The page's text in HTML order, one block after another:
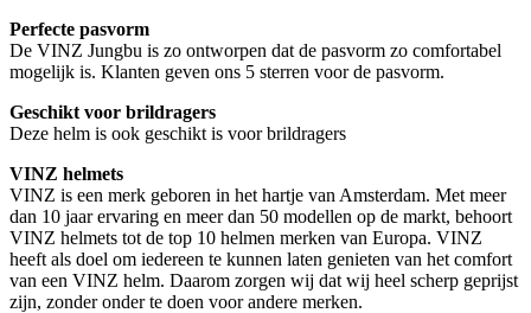
Perfecte pasvorm
De VINZ Jungbu is zo ontworpen dat de pasvorm zo comfortabel
mogelijk is. Klanten geven ons 5 sterren voor de pasvorm.
Geschikt voor brildragers
Deze helm is ook geschikt is voor brildragers
VINZ helmets
VINZ is een merk geboren in het hartje van Amsterdam. Met meer
dan 10 jaar ervaring en meer dan 50 modellen op de markt, behoort
VINZ helmets tot de top 10 helmen merken van Europa. VINZ
heeft als doel om iedereen te kunnen laten genieten van het comfort
van een VINZ helm. Daarom zorgen wij dat wij heel scherp geprijst
zijn, zonder onder te doen voor andere merken.